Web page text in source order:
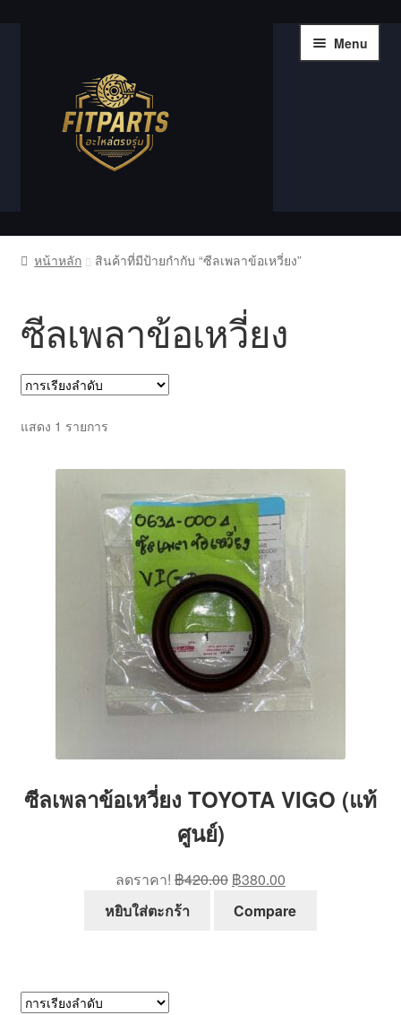
navigation
Menu
หน้าแรก
Shop
Wishlist
ตะกร้าสินค้า
บทความ
สั่งซื้อและชำระเงิน
หน้าหลัก สินค้าที่มีป้ายกำกับ “ซีลเพลาข้อเหวี่ยง”
ซีลเพลาข้อเหวี่ยง
แสดง 1 รายการ
ซีลเพลาข้อเหวี่ยง TOYOTA VIGO (แท้
ศูนย์)
ลดราคา! ฿420.00 Original
price
was:
฿380.00
is:
หยิบใส่ตะกร้า Compare